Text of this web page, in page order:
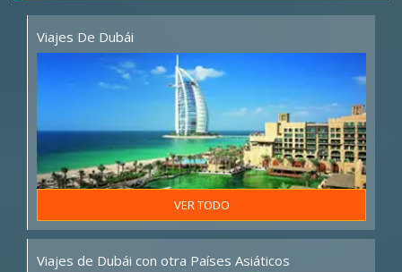
Viajes De Dubái
VER TODO
Viajes de Dubái con otra Países Asiáticos